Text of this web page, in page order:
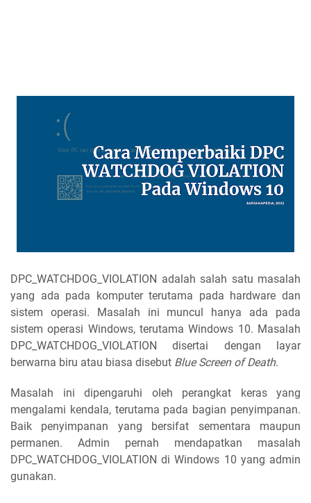
DPC_WATCHDOG_VIOLATION adalah salah satu masalah
yang ada pada komputer terutama pada hardware dan
sistem operasi. Masalah ini muncul hanya ada pada
sistem operasi Windows, terutama Windows 10. Masalah
DPC_WATCHDOG_VIOLATION disertai dengan layar
berwarna biru atau biasa disebut Blue Screen of Death.
Masalah ini dipengaruhi oleh perangkat keras yang
mengalami kendala, terutama pada bagian penyimpanan.
Baik penyimpanan yang bersifat sementara maupun
permanen. Admin pernah mendapatkan masalah
DPC_WATCHDOG_VIOLATION di Windows 10 yang admin
gunakan.